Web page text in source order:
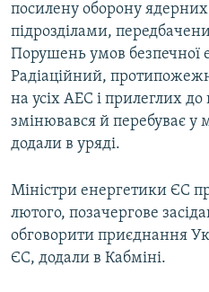
посилену оборону ядерних
підрозділами,
Порушень умов безпечної
Радіаційний,
на усіх АЕС і прилеглих
змінювався й перебуває
додали в уряді.
Міністри енергетики ЄС
лютого, позачергове
обговорити приєднання
ЄС, додали в Кабміні.